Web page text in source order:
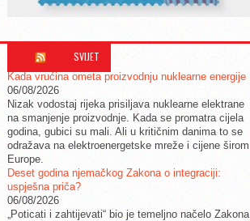
SVIJET
Kada vrućina ometa proizvodnju nuklearne energije
06/08/2026
Nizak vodostaj rijeka prisiljava nuklearne elektrane
na smanjenje proizvodnje. Kada se promatra cijela
godina, gubici su mali. Ali u kritičnim danima to se
odražava na elektroenergetske mreže i cijene širom
Europe.
Deset godina njemačkog Zakona o integraciji:
uspješna priča?
06/08/2026
„Poticati i zahtijevati“ bio je temeljno načelo Zakona